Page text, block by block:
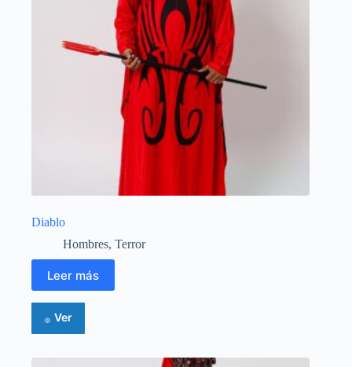
Diablo
Hombres, Terror
Leer más
Ver